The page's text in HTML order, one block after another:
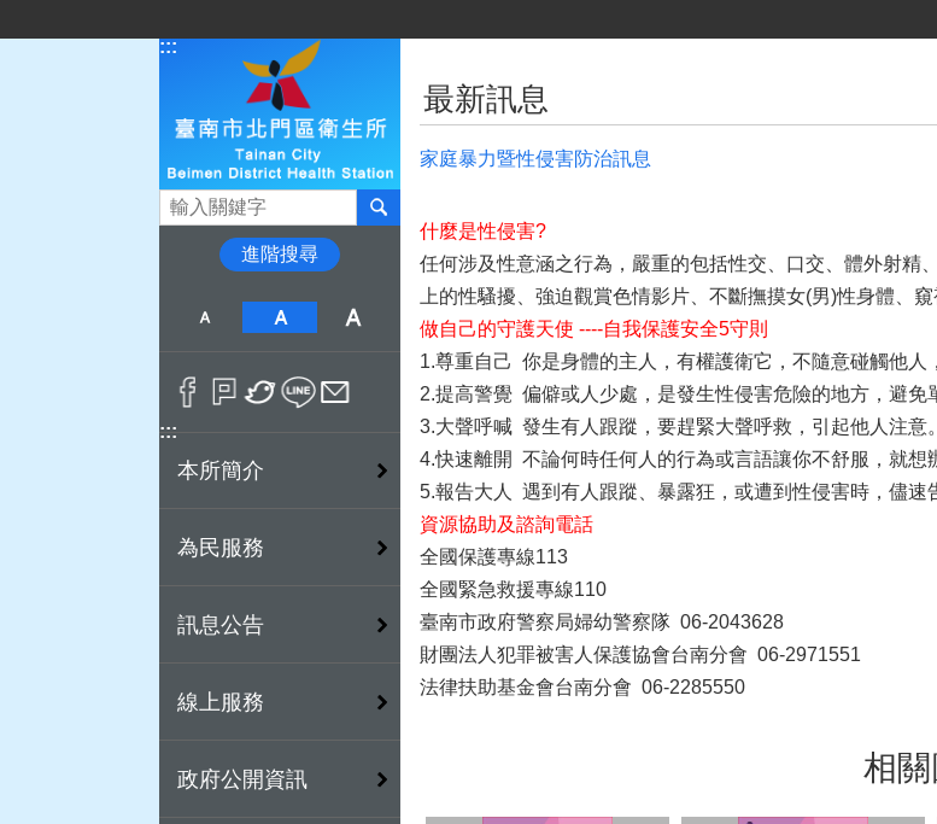
:::
搜尋
進階搜尋
:::
本所簡介
為民服務
訊息公告
線上服務
政府公開資訊
最新訊息
家庭暴力暨性侵害防治訊息
什麼是性侵害?
任何涉及性意涵之行為，嚴重的包括性交、口交、體外射精
上的性騷擾、強迫觀賞色情影片、不斷撫摸女(男)性身體、
做自己的守護天使 ----自我保護安全5守則
1.尊重自己 你是身體的主人，有權護衛它，不隨意碰觸他人
2.提高警覺 偏僻或人少處，是發生性侵害危險的地方，避免
3.大聲呼喊 發生有人跟蹤，要趕緊大聲呼救，引起他人注意。
4.快速離開 不論何時任何人的行為或言語讓你不舒服，就想
5.報告大人 遇到有人跟蹤、暴露狂，或遭到性侵害時，儘速
資源協助及諮詢電話
全國保護專線113
全國緊急救援專線110
臺南市政府警察局婦幼警察隊 06-2043628
財團法人犯罪被害人保護協會台南分會 06-2971551
法律扶助基金會台南分會 06-2285550
相